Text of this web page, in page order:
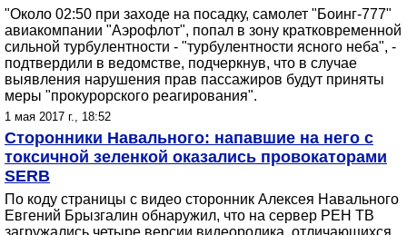
"Около 02:50 при заходе на посадку, самолет "Боинг-777"
авиакомпании "Аэрофлот", попал в зону кратковременной
сильной турбулентности - "турбулентности ясного неба", -
подтвердили в ведомстве, подчеркнув, что в случае
выявления нарушения прав пассажиров будут приняты
меры "прокурорского реагирования".
1 мая 2017 г., 18:52
Сторонники Навального: напавшие на него с
токсичной зеленкой оказались провокаторами
SERB
По коду страницы с видео сторонник Алексея Навального
Евгений Брызгалин обнаружил, что на сервер РЕН ТВ
загружались четыре версии видеоролика, отличающихся